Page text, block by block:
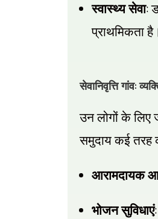
स्वास्थ्य सेवा:
प्राथमिकता
सेवानिवृत्ति गांव:
उन लोगों के लिए
समुदाय कई तरह
आरामदायक
भोजन सुविधाएं